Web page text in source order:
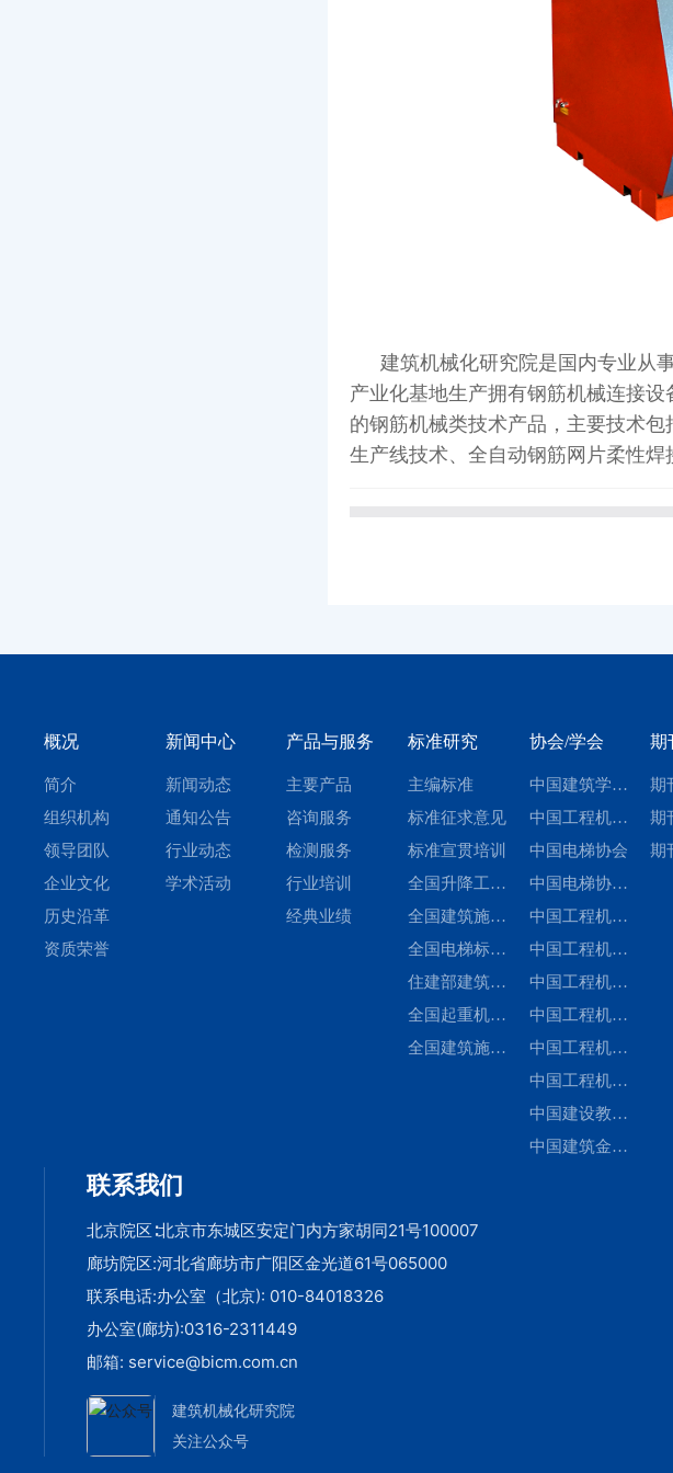
建筑机械化研究院是国内专业从
产业化基地生产拥有钢筋机械连接
的钢筋机械类技术产品，主要技术
生产线技术、全自动钢筋网片柔性焊
概况
简介
组织机构
领导团队
企业文化
历史沿革
资质荣誉
新闻中心
新闻动态
通知公告
行业动态
学术活动
产品与服务
主要产品
咨询服务
检测服务
行业培训
经典业绩
标准研究
主编标准
标准征求意见
标准宣贯培训
全国升降工作
平台标准化技
术委员会
全国建筑施工
机械与设备标
准化技术委员
会
全国电梯标准
化技术委员会
住建部建筑施
工安全标准化
技术委员会
全国起重机械
标准化技术委
全国建筑施工
协会/学会
中国建筑学会
建筑施工分会
中国工程机械
学会桩工机械
分会
中国电梯协会
中国电梯协会
标准化委员会
中国工程机械
工业协会工程
建材制品机械
分会
中国工程机械
工业协会钢筋
及预应力机械
分会
中国工程机械
工业协会装修
与高空作业机
械分会
中国工程机械
工业协会停车
设备分会
中国工程机械
工业协会施工
机械化分会
中国工程机械
工业协会工程
机械租赁分会
中国建设教育
协会建设机械
中国建筑金属
期
期
梯
期
械
期
联系我们
北京院区∶北京市东城区安定门内方家胡同21号100007
廊坊院区:河北省廊坊市广阳区金光道61号065000
联系电话:办公室（北京): 010-84018326
办公室(廊坊):0316-2311449
邮箱: service@bicm.com.cn
建筑机械化研究院
关注公众号